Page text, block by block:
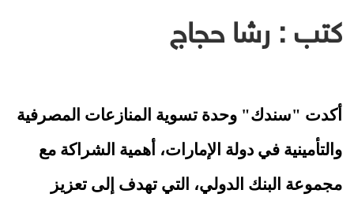
كتب : رشا حجاج
أكدت "سندك" وحدة تسوية المنازعات المصرفية
والتأمينية في دولة الإمارات، أهمية الشراكة مع
مجموعة البنك الدولي، التي تهدف إلى تعزيز